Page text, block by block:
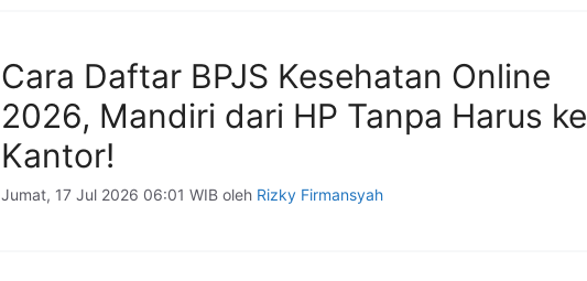
Cara Daftar BPJS Kesehatan Online
2026, Mandiri dari HP Tanpa Harus ke
Kantor!
Jumat, 17 Jul 2026 06:01 WIB oleh Rizky Firmansyah